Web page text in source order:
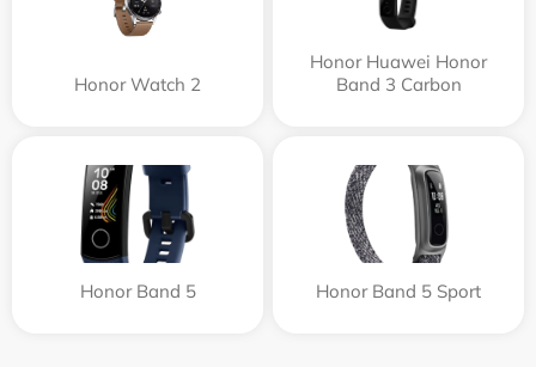
Honor Watch 2
Honor Huawei Honor
Band 3 Carbon
Honor Band 5 Honor Band 5 Sport